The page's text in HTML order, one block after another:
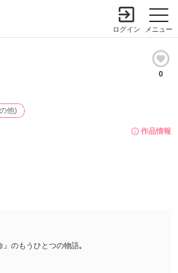
メニュー
ログイン
0
作品情報
他)
』のもうひとつの物語｡